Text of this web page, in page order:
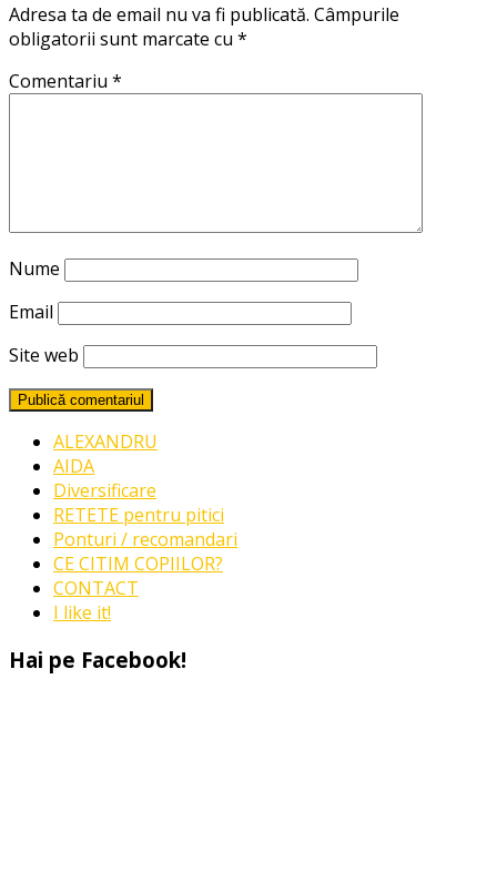
Adresa ta de email nu va fi publicată. Câmpurile
obligatorii sunt marcate cu *
Comentariu *
Nume
Email
Site web
ALEXANDRU
AIDA
Diversificare
RETETE pentru pitici
Ponturi / recomandari
CE CITIM COPIILOR?
CONTACT
I like it!
Hai pe Facebook!